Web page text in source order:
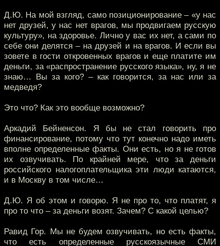
Д.Ю. На мой взгляд, само позиционирование – «у нас
нет друзей, у нас нет врагов, мы продвигаем русскую
культуру», на здоровье. Лично у вас их нет, а сами по
себе они делятся – на друзей и на врагов. И если вы
зовете в гости откровенных врагов и еще платите им
деньги, за «распространение русского языка», ну, я не
знаю… Вы за кого? – как говорится, за нас или за
медведя?
Это что? Как это вообще возможно?
Аркадий Бейненсон. Я бы не стал говорить про
финансирование, потому что тут конечно надо иметь
вполне определенные факты. Они есть, но я не готов
их озвучивать. По крайней мере, что за деньги
российского налогоплательщика эти люди катаются,
и в Москву в том числе…
Д.Ю. Я об этом и говорю. Я не про то, что платят, я
про то что – за деньги возят. Зачем? С какой целью?
Равид Гор. Мы не будем озвучивать, но есть факты,
что есть определенные русскоязычные СМИ